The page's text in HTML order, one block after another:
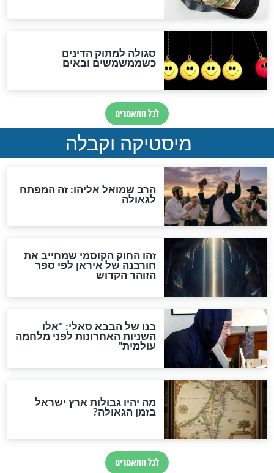
מה יהיה בימות המשיח?
"לפני הגאולה תהיה אפיקורסות
והכחשה גדולה מאוד של
האמונה"
האם לאחר בוא המשיח יהיה
אפשר לחזור בתשובה?
לכל המאמרים